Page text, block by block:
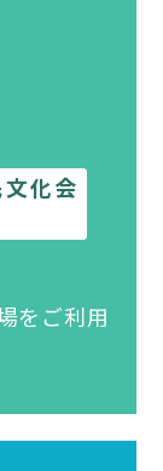
化会
をご利用